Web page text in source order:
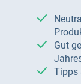
Neutrale Ratgeber – hilfreich für Ihre
Gut getestete Produkte – passend zur